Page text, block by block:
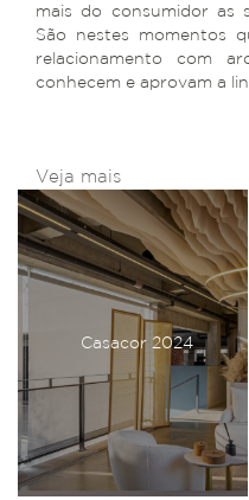
mais do consumidor as
São nestes momentos
relacionamento com
conhecem e aprovam a
Veja mais
Casacor 2024